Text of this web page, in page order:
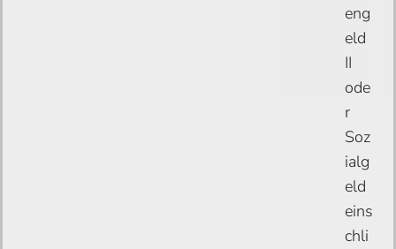
eng
eld
II
ode
r
Soz
ialg
eld
eins
chli